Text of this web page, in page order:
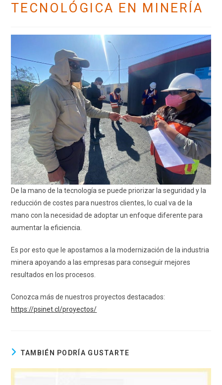
TECNOLÓGICA EN MINERÍA
De la mano de la tecnología se puede priorizar la seguridad y la
reducción de costes para nuestros clientes, lo cual va de la
mano con la necesidad de adoptar un enfoque diferente para
aumentar la eficiencia.
Es por esto que le apostamos a la modernización de la industria
minera apoyando a las empresas para conseguir mejores
resultados en los procesos.
Conozca más de nuestros proyectos destacados:
https://psinet.cl/proyectos/
TAMBIÉN PODRÍA GUSTARTE